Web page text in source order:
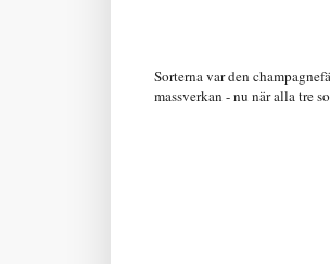
Sorterna var den
massverkan - nu när alla tre